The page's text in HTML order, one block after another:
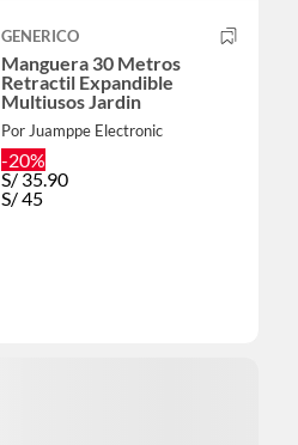
GENERICO
Manguera 30 Metros
Retractil Expandible
Multiusos Jardin
Por Juamppe Electronic
-20%
S/35.90
S/45